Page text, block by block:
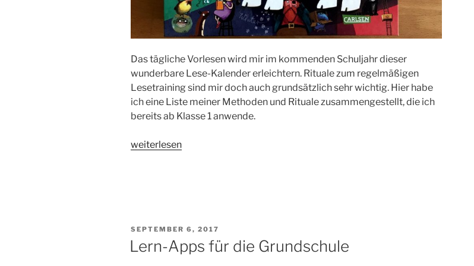
Das tägliche Vorlesen wird mir im kommenden Schuljahr dieser
wunderbare Lese-Kalender erleichtern. Rituale zum regelmäßigen
Lesetraining sind mir doch auch grundsätzlich sehr wichtig. Hier habe
ich eine Liste meiner Methoden und Rituale zusammengestellt, die ich
bereits ab Klasse 1 anwende.
„Lese-
weiterlesen
VERÖFFENTLICHT
AM
SEPTEMBER 6, 2017
Lern-Apps für die Grundschule